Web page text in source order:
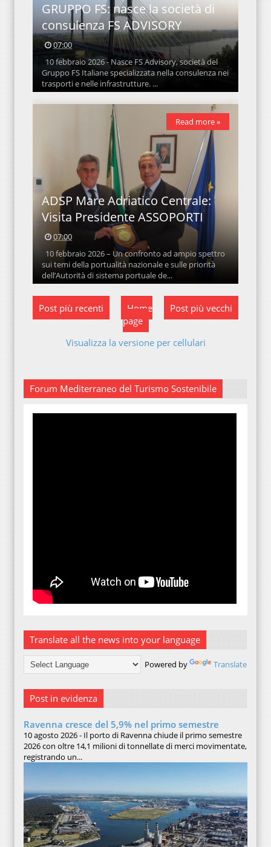
GRUPPO FS: nasce la società di
consulenza FS ADVISORY
07:00
10 febbraio 2026 - Nasce FS Advisory, società del
Gruppo FS Italiane specializzata nella consulenza nei
trasporti e nelle infrastrutture. ...
ADSP Mare Adriatico Centrale:
Visita Presidente ASSOPORTI
07:00
10 febbraio 2026 – Un confronto ad ampio spettro
sui temi della portualità nazionale e sulle priorità
dell’Autorità di sistema portuale de...
Read more »
Post più recenti Post più vecchi
Home
page
Visualizza la versione per cellulari
Forum Mediterraneo del Turismo Sostenibile
Translate all the news into your language
Powered by Translate
Post in evidenza
Ravenna cresce del 5,9% nel primo semestre
10 agosto 2026 - Il porto di Ravenna chiude il primo semestre
2026 con oltre 14,1 milioni di tonnellate di merci movimentate,
registrando un...